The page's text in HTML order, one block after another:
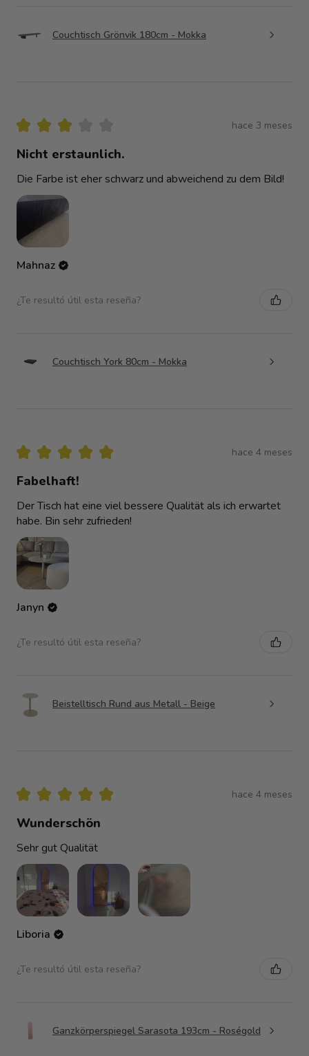
Couchtisch Grönvik 180cm - Mokka
★ ★ ★ hace 3 meses
Nicht erstaunlich.
Die Farbe ist eher schwarz und abweichend zu dem Bild!
Mahnaz
¿Te resultó útil esta reseña?
Couchtisch York 80cm - Mokka
★ ★ ★ ★ ★ hace 4 meses
Fabelhaft!
Der Tisch hat eine viel bessere Qualität als ich erwartet
habe. Bin sehr zufrieden!
Janyn
¿Te resultó útil esta reseña?
Beistelltisch Rund aus Metall - Beige
★ ★ ★ ★ ★ hace 4 meses
Wunderschön
Sehr gut Qualität
Liboria
¿Te resultó útil esta reseña?
Ganzkörperspiegel Sarasota 193cm - Roségold